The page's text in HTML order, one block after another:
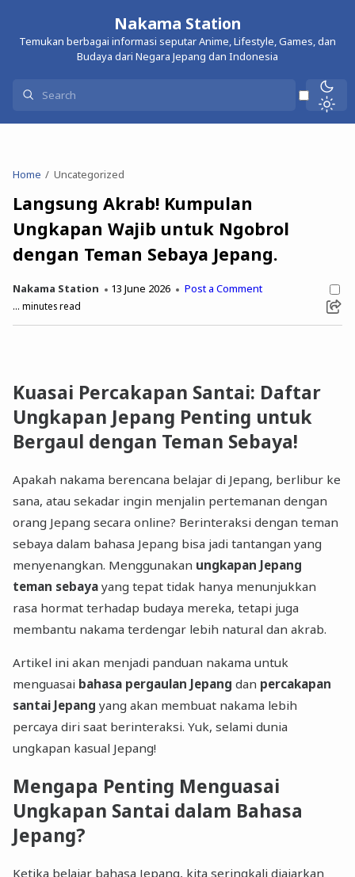
Nakama Station
Temukan berbagai informasi seputar Anime, Lifestyle, Games, dan
Budaya dari Negara Jepang dan Indonesia
Home Uncategorized
Langsung Akrab! Kumpulan
Ungkapan Wajib untuk Ngobrol
dengan Teman Sebaya Jepang.
Nakama Station 13 June 2026 Post a Comment
... minutes read
Kuasai Percakapan Santai: Daftar
Ungkapan Jepang Penting untuk
Bergaul dengan Teman Sebaya!
Apakah nakama berencana belajar di Jepang, berlibur ke
sana, atau sekadar ingin menjalin pertemanan dengan
orang Jepang secara online? Berinteraksi dengan teman
sebaya dalam bahasa Jepang bisa jadi tantangan yang
menyenangkan. Menggunakan ungkapan Jepang
teman sebaya yang tepat tidak hanya menunjukkan
rasa hormat terhadap budaya mereka, tetapi juga
membantu nakama terdengar lebih natural dan akrab.
Artikel ini akan menjadi panduan nakama untuk
menguasai bahasa pergaulan Jepang dan percakapan
santai Jepang yang akan membuat nakama lebih
percaya diri saat berinteraksi. Yuk, selami dunia
ungkapan kasual Jepang!
Mengapa Penting Menguasai
Ungkapan Santai dalam Bahasa
Jepang?
Ketika belajar bahasa Jepang, kita seringkali diajarkan